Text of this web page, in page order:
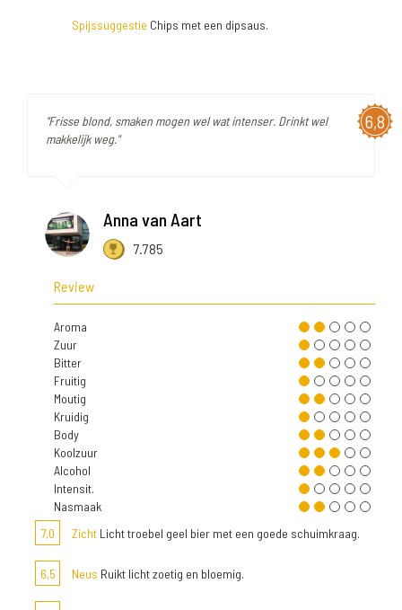
Spijssuggestie Chips met een dipsaus.
6,8
"Frisse blond, smaken mogen wel wat intenser. Drinkt wel
makkelijk weg."
Anna van Aart
7.785
Review
Aroma
Zuur
Bitter
Fruitig
Moutig
Kruidig
Body
Koolzuur
Alcohol
Intensit.
Nasmaak
7,0
Zicht Licht troebel geel bier met een goede schuimkraag.
6,5 Neus Ruikt licht zoetig en bloemig.